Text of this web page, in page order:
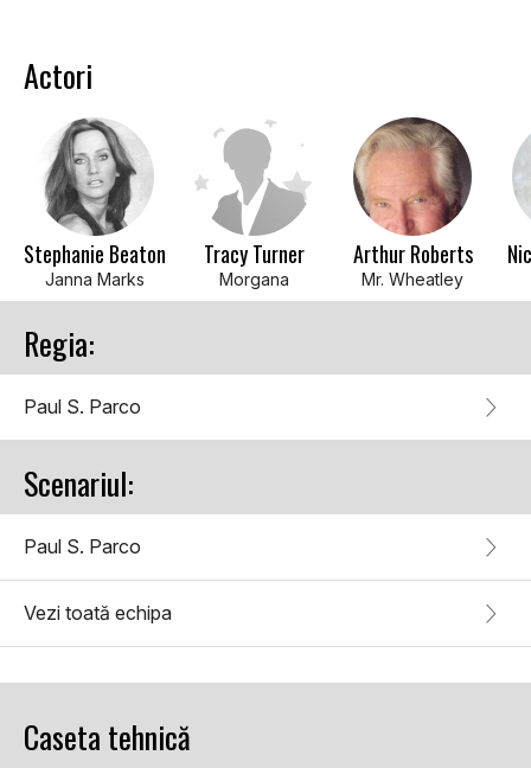
Actori
Stephanie Beaton
Janna Marks
Tracy Turner
Morgana
Arthur Roberts
Mr. Wheatley
Regia:
Paul S. Parco
Scenariul:
Paul S. Parco
Vezi toată echipa
Caseta tehnică